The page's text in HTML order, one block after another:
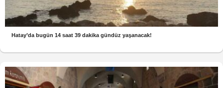
Hatay’da bugün 14 saat 39 dakika gündüz yaşanacak!